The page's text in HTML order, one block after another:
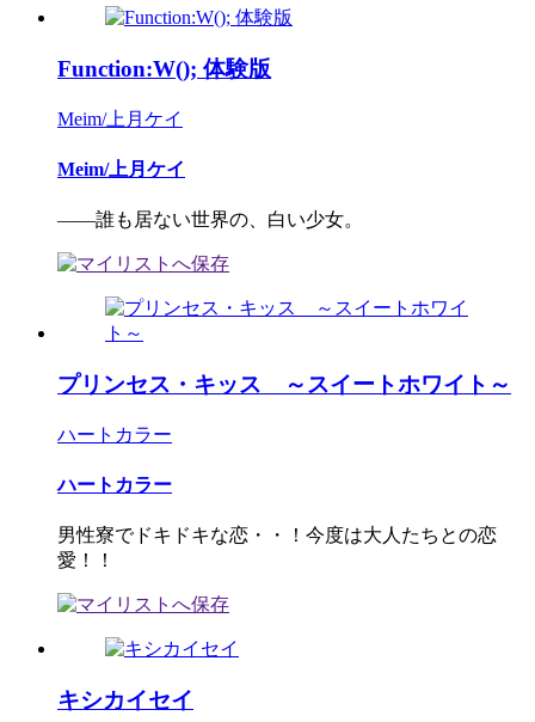
Function:W(); 体験版
Meim/上月ケイ
Meim/上月ケイ
――誰も居ない世界の、白い少女。
プリンセス・キッス ～スイートホワイト～
ハートカラー
ハートカラー
男性寮でドキドキな恋・・！今度は大人たちとの恋
愛！！
キシカイセイ